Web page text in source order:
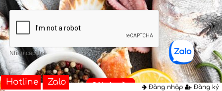
Hotline Zalo
Đăng nhập Đăng ký
Nhập capcha
Gửi yêu cầu